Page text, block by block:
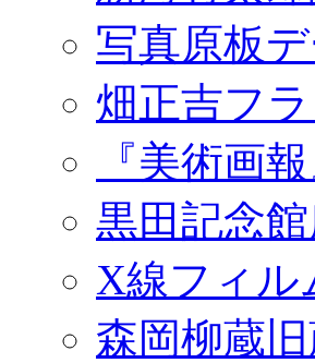
写真原板
畑正吉フ
『美術画
黒田記念
X線フィル
森岡柳蔵